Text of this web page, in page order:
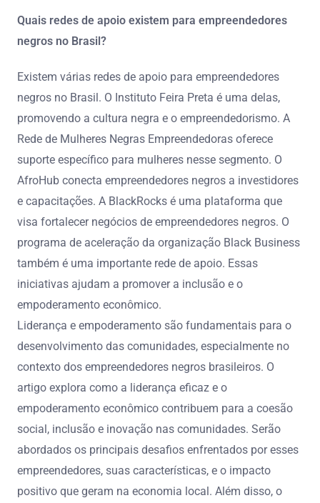
Quais redes de apoio existem para empreendedores
negros no Brasil?
Existem várias redes de apoio para empreendedores
negros no Brasil. O Instituto Feira Preta é uma delas,
promovendo a cultura negra e o empreendedorismo. A
Rede de Mulheres Negras Empreendedoras oferece
suporte específico para mulheres nesse segmento. O
AfroHub conecta empreendedores negros a investidores
e capacitações. A BlackRocks é uma plataforma que
visa fortalecer negócios de empreendedores negros. O
programa de aceleração da organização Black Business
também é uma importante rede de apoio. Essas
iniciativas ajudam a promover a inclusão e o
empoderamento econômico.
Liderança e empoderamento são fundamentais para o
desenvolvimento das comunidades, especialmente no
contexto dos empreendedores negros brasileiros. O
artigo explora como a liderança eficaz e o
empoderamento econômico contribuem para a coesão
social, inclusão e inovação nas comunidades. Serão
abordados os principais desafios enfrentados por esses
empreendedores, suas características, e o impacto
positivo que geram na economia local. Além disso, o